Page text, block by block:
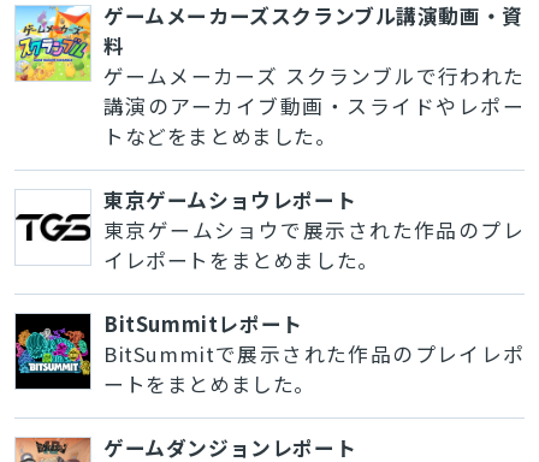
ゲームメーカーズスクランブル講演動画・資
料
ゲームメーカーズ スクランブルで行われた
講演のアーカイブ動画・スライドやレポー
トなどをまとめました。
東京ゲームショウレポート
東京ゲームショウで展示された作品のプレ
イレポートをまとめました。
BitSummitレポート
BitSummitで展示された作品のプレイレポ
ートをまとめました。
ゲームダンジョンレポート